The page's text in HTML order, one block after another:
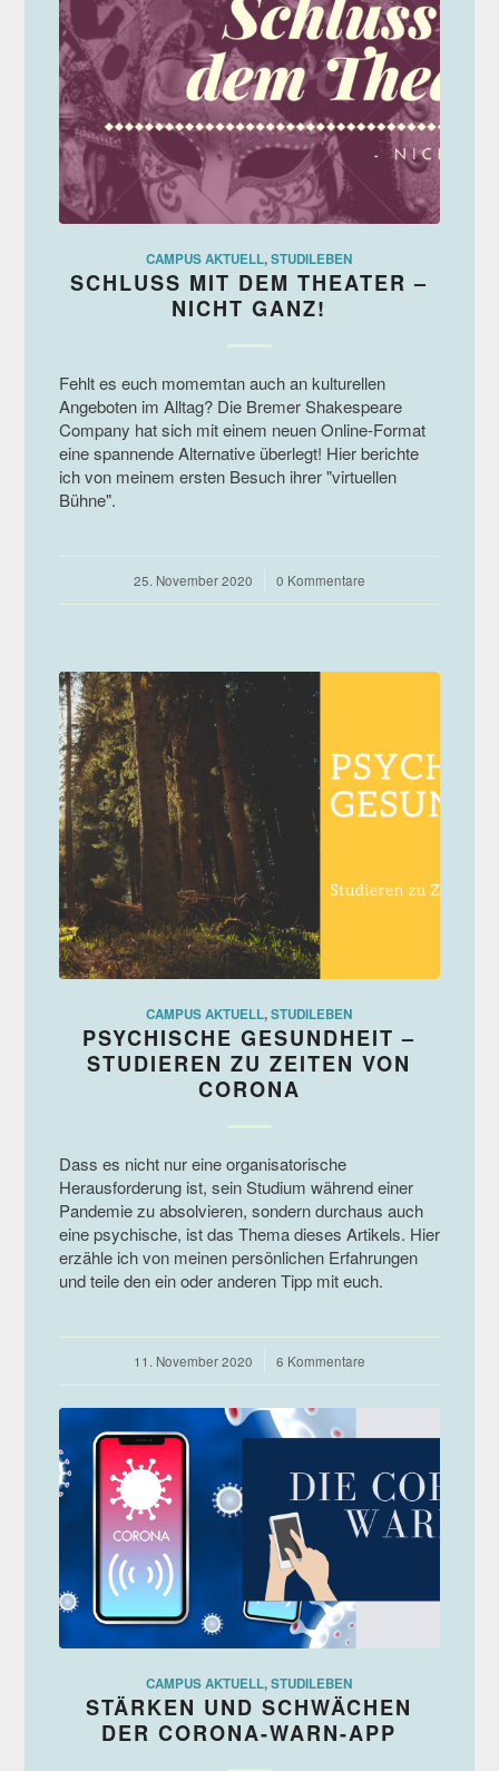
CAMPUS AKTUELL,STUDILEBEN
SCHLUSS MIT DEM THEATER –
NICHT GANZ!
Fehlt es euch momemtan auch an kulturellen
Angeboten im Alltag? Die Bremer Shakespeare
Company hat sich mit einem neuen Online-Format
eine spannende Alternative überlegt! Hier berichte
ich von meinem ersten Besuch ihrer "virtuellen
Bühne".
25. November 2020
/ 0 Kommentare
CAMPUS AKTUELL,STUDILEBEN
PSYCHISCHE GESUNDHEIT –
STUDIEREN ZU ZEITEN VON
CORONA
Dass es nicht nur eine organisatorische
Herausforderung ist, sein Studium während einer
Pandemie zu absolvieren, sondern durchaus auch
eine psychische, ist das Thema dieses Artikels. Hier
erzähle ich von meinen persönlichen Erfahrungen
und teile den ein oder anderen Tipp mit euch.
11. November 2020
/ 6 Kommentare
CAMPUS AKTUELL,STUDILEBEN
STÄRKEN UND SCHWÄCHEN
DER CORONA-WARN-APP